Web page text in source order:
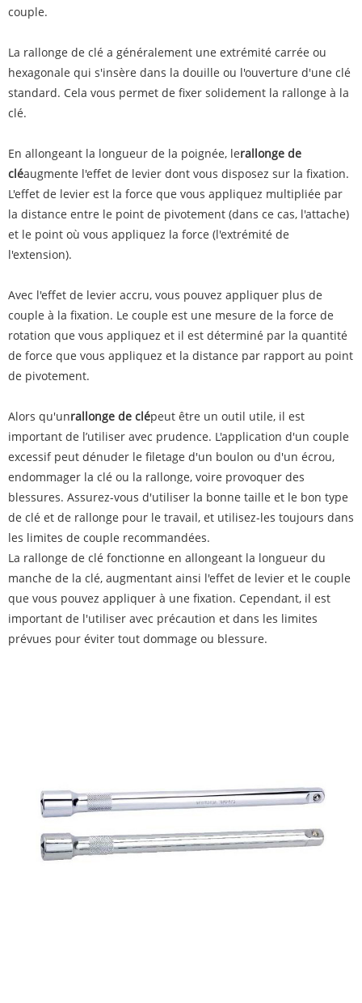
couple.
La rallonge de clé a généralement une extrémité carrée ou
hexagonale qui s'insère dans la douille ou l'ouverture d'une clé
standard. Cela vous permet de fixer solidement la rallonge à la
clé.
En allongeant la longueur de la poignée, lerallonge de
cléaugmente l'effet de levier dont vous disposez sur la fixation.
L'effet de levier est la force que vous appliquez multipliée par
la distance entre le point de pivotement (dans ce cas, l'attache)
et le point où vous appliquez la force (l'extrémité de
l'extension).
Avec l'effet de levier accru, vous pouvez appliquer plus de
couple à la fixation. Le couple est une mesure de la force de
rotation que vous appliquez et il est déterminé par la quantité
de force que vous appliquez et la distance par rapport au point
de pivotement.
Alors qu'unrallonge de clépeut être un outil utile, il est
important de l’utiliser avec prudence. L'application d'un couple
excessif peut dénuder le filetage d'un boulon ou d'un écrou,
endommager la clé ou la rallonge, voire provoquer des
blessures. Assurez-vous d'utiliser la bonne taille et le bon type
de clé et de rallonge pour le travail, et utilisez-les toujours dans
les limites de couple recommandées.
La rallonge de clé fonctionne en allongeant la longueur du
manche de la clé, augmentant ainsi l'effet de levier et le couple
que vous pouvez appliquer à une fixation. Cependant, il est
important de l'utiliser avec précaution et dans les limites
prévues pour éviter tout dommage ou blessure.